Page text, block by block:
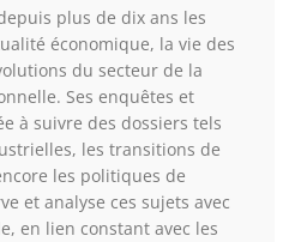
plus de dix ans les
économique, la vie des
du secteur de la
Ses enquêtes et
à suivre des dossiers tels
les transitions de
les politiques de
et analyse ces sujets avec
en lien constant avec les